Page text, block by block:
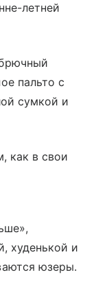
летней
пальто с
сумкой и
как в свои
худенькой и
юзеры.